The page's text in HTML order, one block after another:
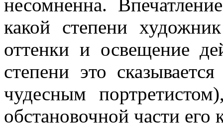
несомненна.
какой степени
оттенки и освещение
степени это
чудесным
обстановочной части его